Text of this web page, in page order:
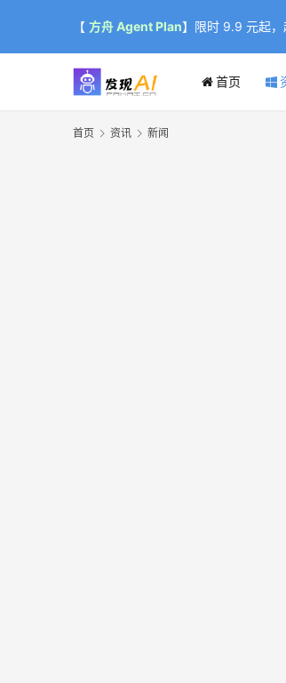
【 方舟 Agent Plan】限时 9.9 元起
首页
首页 资讯 新闻